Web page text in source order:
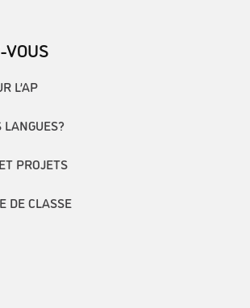
L’AP
LANGUES?
PROJETS
DE CLASSE